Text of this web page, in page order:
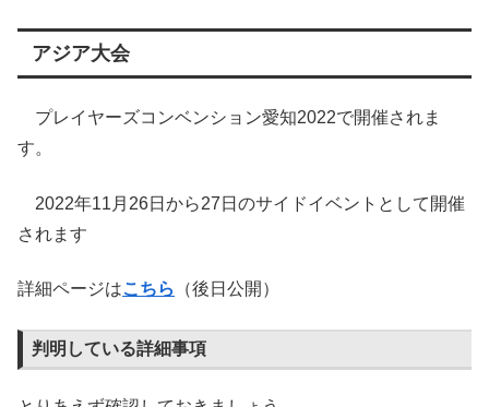
アジア大会
プレイヤーズコンベンション愛知2022で開催されま
す。
2022年11月26日から27日のサイドイベントとして開催
されます
詳細ページはこちら （後日公開）
判明している詳細事項